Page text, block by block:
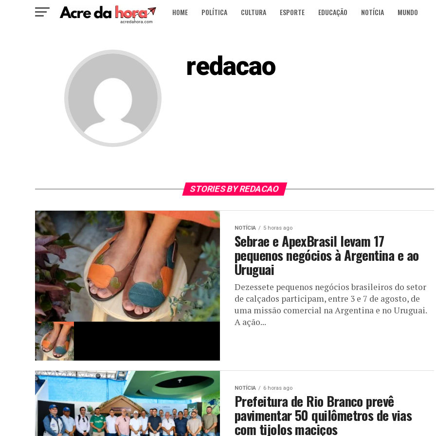
HOME POLÍTICA CULTURA ESPORTE EDUCAÇÃO NOTÍCIA MUNDO
redacao
STORIES BY REDACAO
NOTÍCIA 5 horas ago
Sebrae e ApexBrasil levam 17
pequenos negócios à Argentina e ao
Uruguai
Dezessete pequenos negócios brasileiros do setor
de calçados participam, entre 3 e 7 de agosto, de
uma missão comercial na Argentina e no Uruguai.
A ação...
NOTÍCIA 6 horas ago
Prefeitura de Rio Branco prevê
pavimentar 50 quilômetros de vias
com tijolos maciços